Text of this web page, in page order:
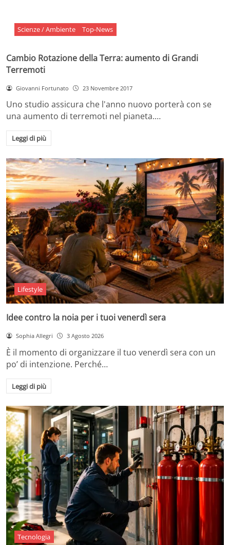
Scienze / Ambiente Top-News
Cambio Rotazione della Terra: aumento di Grandi
Terremoti
Giovanni Fortunato 23 Novembre 2017
Uno studio assicura che l'anno nuovo porterà con se
una aumento di terremoti nel pianeta.…
Leggi di più
Lifestyle
Idee contro la noia per i tuoi venerdì sera
Sophia Allegri 3 Agosto 2026
È il momento di organizzare il tuo venerdì sera con un
po’ di intenzione. Perché…
Leggi di più
Tecnologia